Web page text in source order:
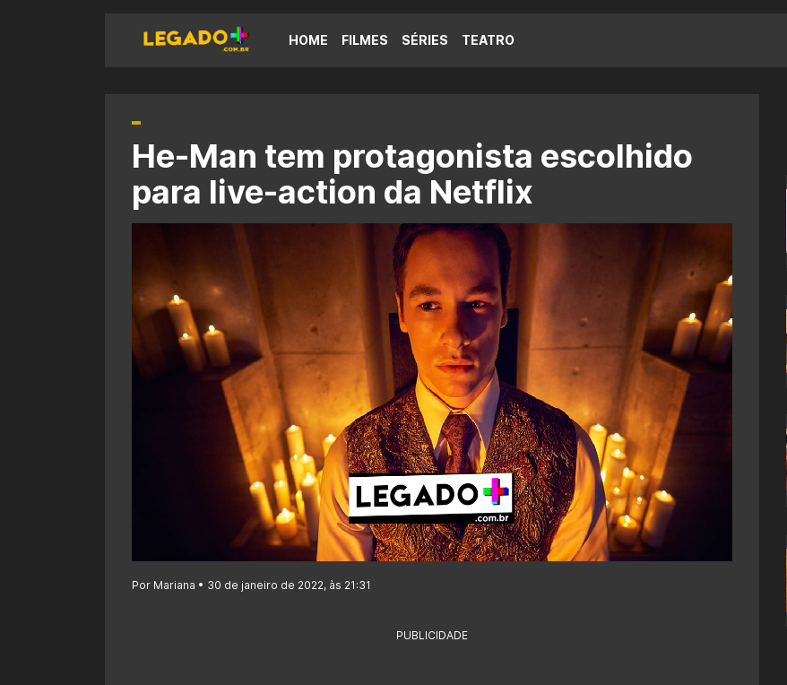
HOME FILMES SÉRIES TEATRO
He-Man tem protagonista escolhido
para live-action da Netflix
Por Mariana • 30 de janeiro de 2022, às 21:31
PUBLICIDADE